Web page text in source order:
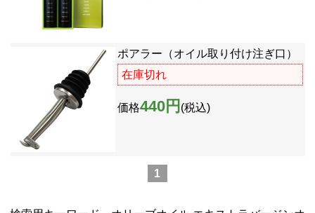
ポアラー（オイル取り付け注ぎ口）
在庫切れ
価格440円 (税込)
1